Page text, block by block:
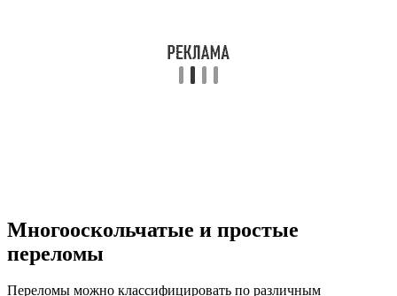
Многооскольчатые и простые
переломы
Переломы можно классифицировать по различным